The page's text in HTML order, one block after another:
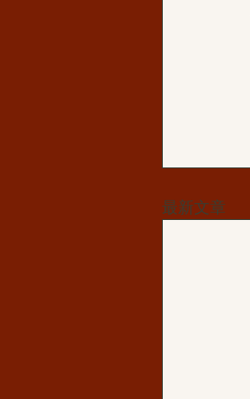
最新文章